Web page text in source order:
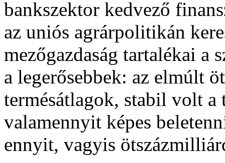
bankszektor kedvező
az uniós agrárpolitikán
mezőgazdaság tartalékai a
a legerősebbek: az elmúlt
termésátlagok, stabil volt a
valamennyit képes
ennyit, vagyis